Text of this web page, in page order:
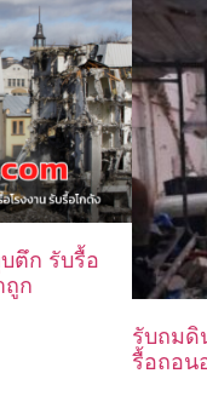
ตึก รับรื้อ
ถูก
รับถมดิ
รื้อถอน